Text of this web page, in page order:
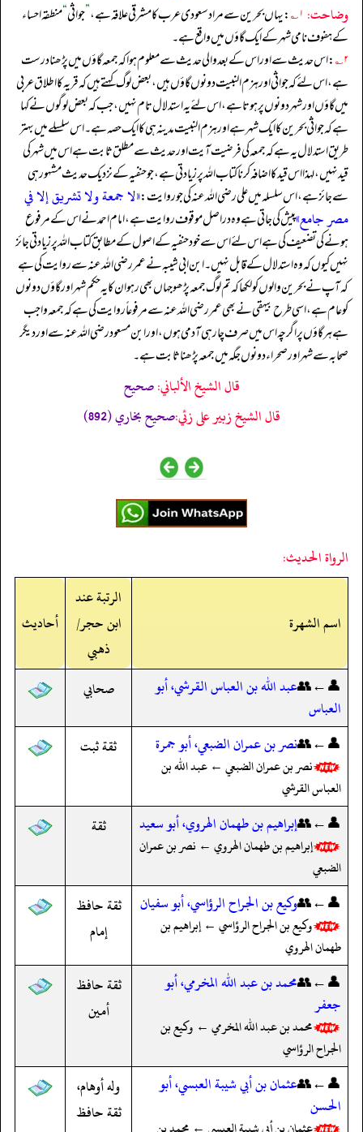
وضاحت: ۱؎ : یہاں بحرین سے مراد سعودی عرب کا مشرقی علاقہ ہے،”جواثی“منطقہ احساء
کے ہفوف نامی شہر کے ایک گاؤں میں واقع ہے۔
۲؎ : اس حدیث سے اور اس کے بعد والی حدیث سے معلوم ہوا کہ جمعہ گاؤں میں پڑھنا درست
ہے، اس لئے کہ جواثی اور ہزم النبیت دونوں گاؤں ہیں، بعض لوگ کہتے ہیں کہ قریہ کا اطلاق عربی
میں گاؤں اور شہر دونوں پر ہوتا ہے، اس لئے یہ استدلال تام نہیں، جب کہ بعض لوگوں نے کہا
ہے کہ جواثی بحرین کا ایک شہر ہے اور ہزم النبیت مدینہ ہی کا ایک حصہ ہے۔ اس سلسلے میں بہتر
طریق استدلال یہ ہے کہ جمعہ کی فرضیت آیت اور حدیث سے مطلق ثابت ہے اس میں شہر کی
قید نہیں، لہذا اس قید کا اضافہ کرنا کتاب اللہ پر زیادتی ہے، جو حنفیہ کے نزدیک حدیث مشہور ہی
سے جائز ہے، اس سلسلہ میں علی رضی اللہ عنہ کی جو روایت:«لا جمعة ولا تشريق إلا في
مصر جامع»پیش کی جاتی ہے وہ دراصل موقوف روایت ہے، امام احمد نے اس کے مرفوع
ہونے کی تضعیف کی ہے اس لئے اس سے خود حنفیہ کے اصول کے مطابق کتاب اللہ پر زیادتی جائز
نہیں کیوں کہ وہ استدلال کے قابل نہیں۔ ابن ابی شیبہ نے عمر رضی اللہ عنہ سے روایت کی ہے
کہ آپ نے بحرین والوں کو لکھا کہ تم لوگ جمعہ پڑھو جہاں بھی رہو ان کا یہ حکم شہر اور گاؤں دونوں
کو عام ہے، اسی طرح بیہقی نے بھی عمر رضی اللہ عنہ سے مرفوعاً روایت کی ہے کہ جمعہ واجب
ہے ہر گاؤں پر اگرچہ اس میں صرف چار ہی آدمی ہوں، اور ابن مسعود رضی اللہ عنہ سے اور دیگر
صحابہ سے شہر اور صحراء دونوں جگہ میں جمعہ پڑھنا ثابت ہے۔
قال الشيخ الألباني:صحيح
قال الشيخ زبير على زئي:صحيح بخاري (892)
الرواة الحديث:
اسم الشهرة
الرتبة عند
ابن حجر/
ذهبي
أحاديث
👤←👥عبد الله بن العباس القرشي، أبو
العباس
صحابي
👤←👥نصر بن عمران الضبعي، أبو جمرة
نصر بن عمران الضبعي ← عبد الله بن
العباس القرشي
ثقة ثبت
👤←👥إبراهيم بن طهمان الهروي، أبو سعيد
إبراهيم بن طهمان الهروي ← نصر بن عمران
الضبعي
ثقة
👤←👥وكيع بن الجراح الرؤاسي، أبو سفيان
وكيع بن الجراح الرؤاسي ← إبراهيم بن
طهمان الهروي
ثقة حافظ
إمام
👤←👥محمد بن عبد الله المخرمي، أبو
جعفر
محمد بن عبد الله المخرمي ← وكيع بن
الجراح الرؤاسي
ثقة حافظ
أمين
👤←👥عثمان بن أبي شيبة العبسي، أبو
الحسن
وله أوهام،
ثقة حافظ